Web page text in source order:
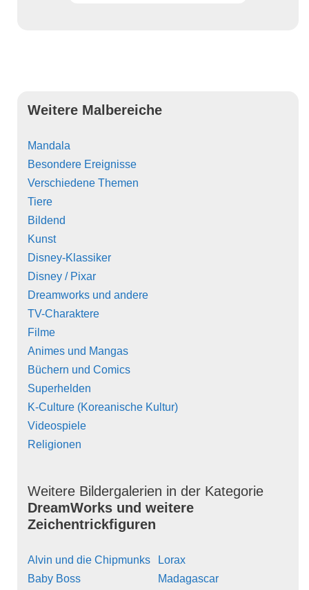
Weitere Malbereiche
Mandala
Besondere Ereignisse
Verschiedene Themen
Tiere
Bildend
Kunst
Disney-Klassiker
Disney / Pixar
Dreamworks und andere
TV-Charaktere
Filme
Animes und Mangas
Büchern und Comics
Superhelden
K-Culture (Koreanische Kultur)
Videospiele
Religionen
Weitere Bildergalerien in der Kategorie
DreamWorks und weitere
Zeichentrickfiguren
Alvin und die Chipmunks
Baby Boss
Lorax
Madagascar